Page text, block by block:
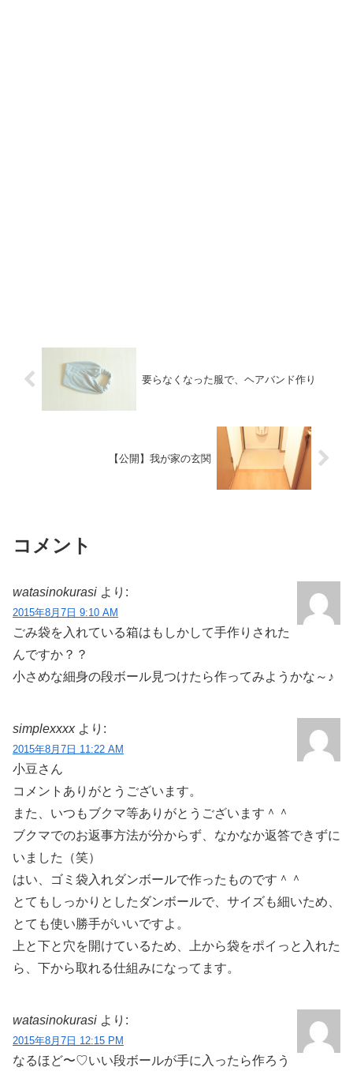
要らなくなった服で、ヘアバンド作り
【公開】我が家の玄関
コメント
watasinokurasi より:
2015年8月7日 9:10 AM
ごみ袋を入れている箱はもしかして手作りされた
んですか？？
小さめな細身の段ボール見つけたら作ってみようかな～♪
simplexxxx より:
2015年8月7日 11:22 AM
小豆さん
コメントありがとうございます。
また、いつもブクマ等ありがとうございます＾＾
ブクマでのお返事方法が分からず、なかなか返答できずに
いました（笑）
はい、ゴミ袋入れダンボールで作ったものです＾＾
とてもしっかりとしたダンボールで、サイズも細いため、
とても使い勝手がいいですよ。
上と下と穴を開けているため、上から袋をポイっと入れた
ら、下から取れる仕組みになってます。
watasinokurasi より:
2015年8月7日 12:15 PM
なるほど〜♡いい段ボールが手に入ったら作ろう